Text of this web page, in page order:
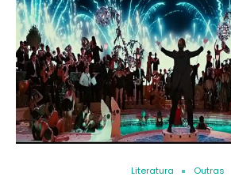
Literatura Outras